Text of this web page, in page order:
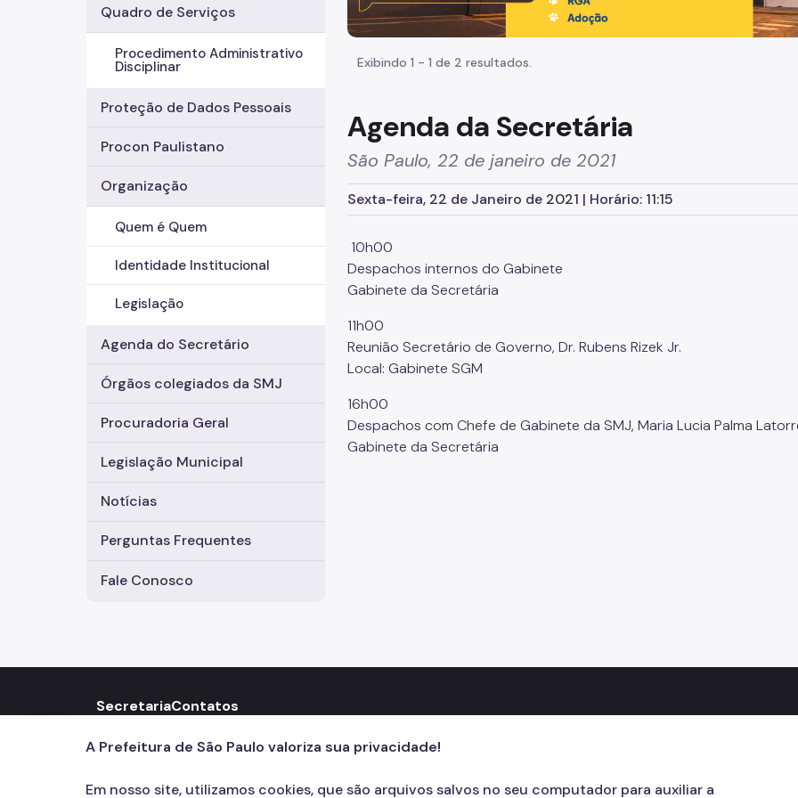
Quadro de Serviços
Procedimento Administrativo
Disciplinar
Proteção de Dados Pessoais
Procon Paulistano
Organização
Quem é Quem
Identidade Institucional
Legislação
Agenda do Secretário
Órgãos colegiados da SMJ
Procuradoria Geral
Legislação Municipal
Notícias
Perguntas Frequentes
Fale Conosco
Exibindo 1 - 1 de 2 resultados.
Agenda da Secretária
São Paulo, 22 de janeiro de 2021
Sexta-feira, 22 de Janeiro de 2021 | Horário: 11:15
10h00
Despachos internos do Gabinete
Gabinete da Secretária
11h00
Reunião Secretário de Governo, Dr. Rubens Rizek Jr.
Local: Gabinete SGM
16h00
Despachos com Chefe de Gabinete da SMJ, Maria Lucia Palma
Gabinete da Secretária
SecretariaContatos
A Prefeitura de São Paulo valoriza sua privacidade!
Em nosso site, utilizamos cookies, que são arquivos salvos no seu computador para auxiliar a